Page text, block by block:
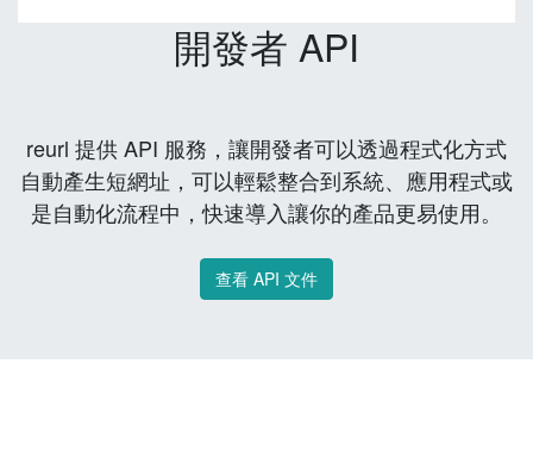
開發者 API
reurl 提供 API 服務，讓開發者可以透過程式化方式
自動產生短網址，可以輕鬆整合到系統、應用程式或
是自動化流程中，快速導入讓你的產品更易使用。
查看 API 文件